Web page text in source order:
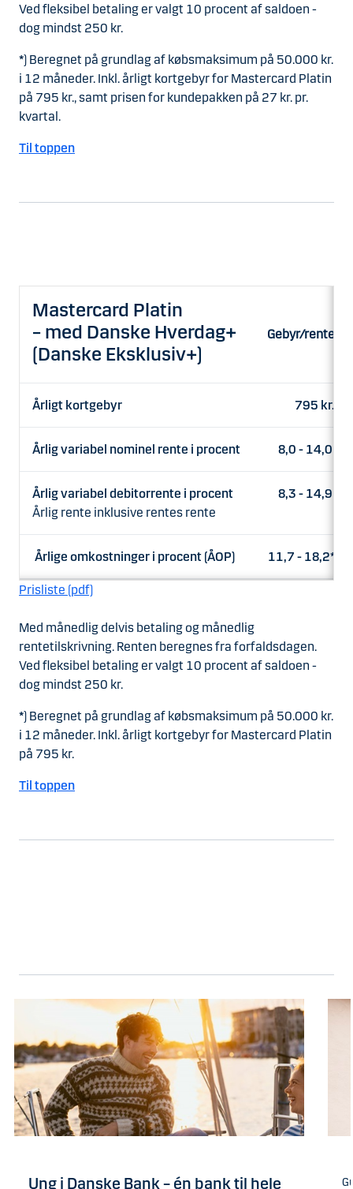
Ved fleksibel betaling er valgt 10 procent af saldoen -
dog mindst 250 kr.
*) Beregnet på grundlag af købsmaksimum på 50.000 kr.
i 12 måneder. Inkl. årligt kortgebyr for Mastercard Platin
på 795 kr., samt prisen for kundepakken på 27 kr. pr.
kvartal.
Til toppen
Mastercard Platin
– med Danske Hverdag+
(Danske Eksklusiv+)
Gebyr/rente
Årligt kortgebyr 795 kr.
Årlig variabel nominel rente i procent 8,0 - 14,0
Årlig variabel debitorrente i procent
Årlig rente inklusive rentes rente
8,3 - 14,9
Årlige omkostninger i procent (ÅOP) 11,7 - 18,2*
Prisliste (pdf)
Med månedlig delvis betaling og månedlig
rentetilskrivning. Renten beregnes fra forfaldsdagen.
Ved fleksibel betaling er valgt 10 procent af saldoen -
dog mindst 250 kr.
*) Beregnet på grundlag af købsmaksimum på 50.000 kr.
i 12 måneder. Inkl. årligt kortgebyr for Mastercard Platin
på 795 kr.
Til toppen
Ung i Danske Bank – én bank til hele